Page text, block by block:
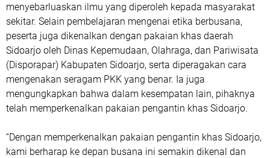
menyebarluaskan ilmu yang diperoleh kepada masyarakat
sekitar. Selain pembelajaran mengenai etika berbusana,
peserta juga dikenalkan dengan pakaian khas daerah
Sidoarjo oleh Dinas Kepemudaan, Olahraga, dan Pariwisata
(Disporapar) Kabupaten Sidoarjo, serta diperagakan cara
mengenakan seragam PKK yang benar. Ia juga
mengungkapkan bahwa dalam kesempatan lain, pihaknya
telah memperkenalkan pakaian pengantin khas Sidoarjo.
“Dengan memperkenalkan pakaian pengantin khas Sidoarjo,
kami berharap ke depan busana ini semakin dikenal dan